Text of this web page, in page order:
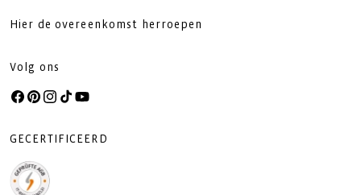
Hier de overeenkomst herroepen
Volg ons
Facebook
Pinterest
Instagram
TikTokYouTube
GECERTIFICEERD